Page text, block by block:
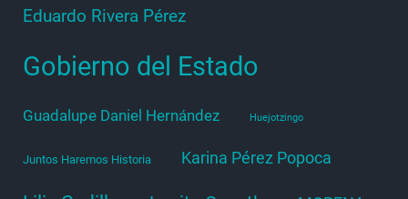
Eduardo Rivera Pérez
Gobierno del Estado
Guadalupe Daniel Hernández Huejotzingo
Juntos Haremos Historia Karina Pérez Popoca